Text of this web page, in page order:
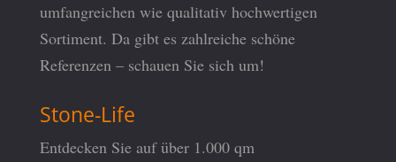
umfangreichen wie qualitativ hochwertigen
Sortiment. Da gibt es zahlreiche schöne
Referenzen – schauen Sie sich um!
Stone-Life
Entdecken Sie auf über 1.000 qm